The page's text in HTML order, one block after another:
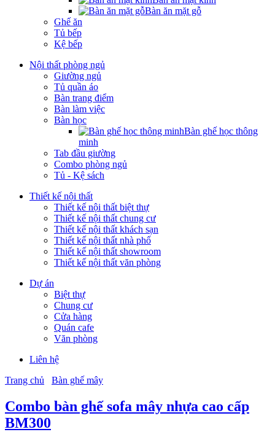
Bàn ăn mặt gỗ
Ghế ăn
Tủ bếp
Kệ bếp
Nội thất phòng ngủ
Giường ngủ
Tủ quần áo
Bàn trang điểm
Bàn làm việc
Bàn học
Bàn ghế học thông
minh
Tab đầu giường
Combo phòng ngủ
Tủ - Kệ sách
Thiết kế nội thất
Thiết kế nội thất biệt thự
Thiết kế nội thất chung cư
Thiết kế nội thất khách sạn
Thiết kế nội thất nhà phố
Thiết kế nội thất showroom
Thiết kế nội thất văn phòng
Dự án
Biệt thự
Chung cư
Cửa hàng
Quán cafe
Văn phòng
Liên hệ
Trang chủ
Bàn ghế mây
Combo bàn ghế sofa mây nhựa cao cấp
BM300